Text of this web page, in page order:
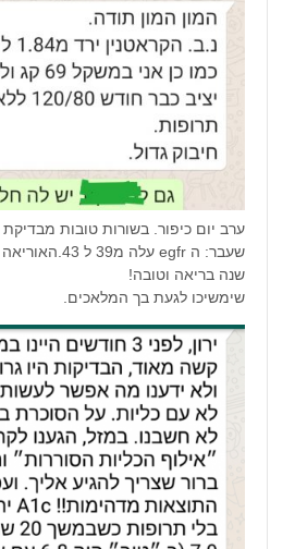
ערב יום כיפור. בשורות טובות
שנה בריאה וטובה!
שימשיכו לגעת בך המלאכים.